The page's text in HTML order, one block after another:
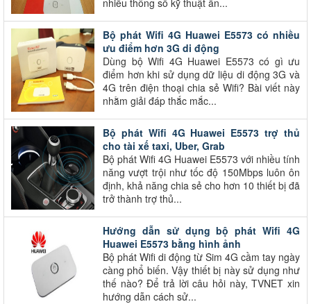
Bộ phát Wifi 4G Huawei E5573 có nhiều
ưu điểm hơn 3G di động
Dùng bộ Wifi 4G Huawei E5573 có gì ưu
điểm hơn khi sử dụng dữ liệu di động 3G và
4G trên điện thoại chia sẻ Wifi? Bài viết này
nhằm giải đáp thắc mắc...
Bộ phát Wifi 4G Huawei E5573 trợ thủ
cho tài xế taxi, Uber, Grab
Bộ phát Wifi 4G Huawei E5573 với nhiều tính
năng vượt trội như tốc độ 150Mbps luôn ôn
định, khả năng chia sẻ cho hơn 10 thiết bị đã
trở thành trợ thủ...
Hướng dẫn sử dụng bộ phát Wifi 4G
Huawei E5573 bằng hình ảnh
Bộ phát Wifi di động từ Sim 4G cầm tay ngày
càng phổ biến. Vậy thiết bị này sử dụng như
thế nào? Để trả lời câu hỏi này, TVNET xin
hướng dẫn cách sử...